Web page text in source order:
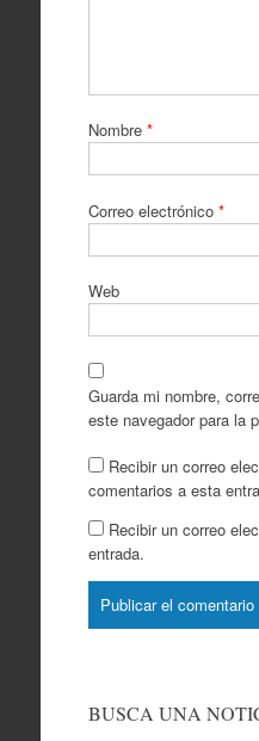
Nombre *
Correo electrónico *
Web
Guarda mi nombre,
este navegador para la
Recibir un correo
comentarios a esta
Recibir un correo
entrada.
BUSCA UNA